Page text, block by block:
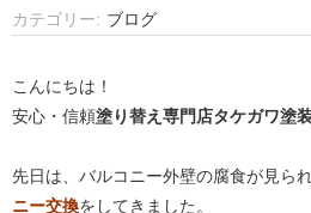
カテゴリー
ブログ
こんにちは！
安心・信頼塗り替え専門店タケガワ塗
先日は、バルコニー外壁の腐食が見ら
ニー交換をしてきました。